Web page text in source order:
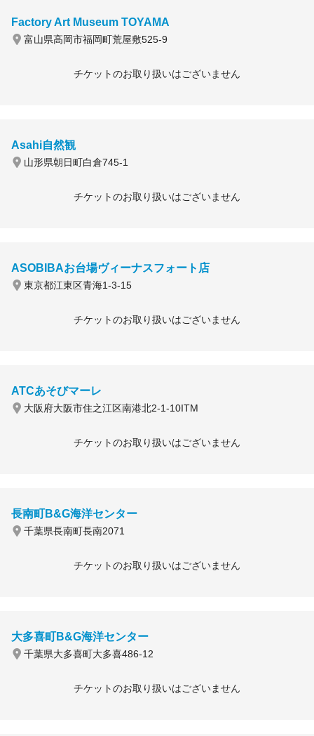
Factory Art Museum TOYAMA
富山県高岡市福岡町荒屋敷525-9
チケットのお取り扱いはございません
Asahi自然観
山形県朝日町白倉745-1
チケットのお取り扱いはございません
ASOBIBAお台場ヴィーナスフォート店
東京都江東区青海1-3-15
チケットのお取り扱いはございません
ATCあそびマーレ
大阪府大阪市住之江区南港北2-1-10ITM
チケットのお取り扱いはございません
長南町B&G海洋センター
千葉県長南町長南2071
チケットのお取り扱いはございません
大多喜町B&G海洋センター
千葉県大多喜町大多喜486-12
チケットのお取り扱いはございません